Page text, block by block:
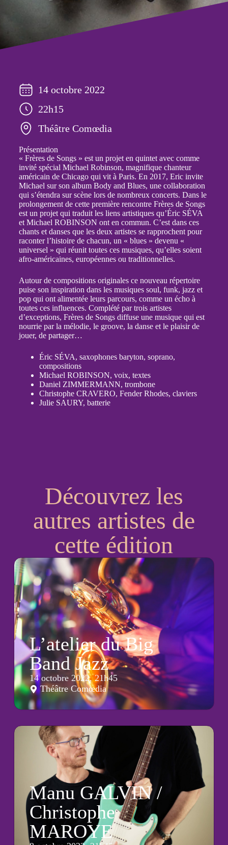
14 octobre 2022
22h15
Théâtre Comœdia
Présentation
« Frères de Songs » est un projet en quintet avec comme
invité spécial Michael Robinson, magnifique chanteur
américain de Chicago qui vit à Paris. En 2017, Eric invite
Michael sur son album Body and Blues, une collaboration
qui s’étendra sur scène lors de nombreux concerts. Dans le
prolongement de cette première rencontre Frères de Songs
est un projet qui traduit les liens artistiques qu’Éric SÉVA
et Michael ROBINSON ont en commun. C’est dans ces
chants et danses que les deux artistes se rapprochent pour
raconter l’histoire de chacun, un « blues » devenu «
universel » qui réunit toutes ces musiques, qu’elles soient
afro-américaines, européennes ou traditionnelles.
Autour de compositions originales ce nouveau répertoire
puise son inspiration dans les musiques soul, funk, jazz et
pop qui ont alimentée leurs parcours, comme un écho à
toutes ces influences. Complété par trois artistes
d’exceptions, Frères de Songs diffuse une musique qui est
nourrie par la mélodie, le groove, la danse et le plaisir de
jouer, de partager…
Éric SÉVA, saxophones baryton, soprano,
compositions
Michael ROBINSON, voix, textes
Daniel ZIMMERMANN, trombone
Christophe CRAVERO, Fender Rhodes, claviers
Julie SAURY, batterie
Découvrez les
autres artistes de
cette édition
L’atelier du Big
Band Jazz
14 octobre 2022, 21h45
Théâtre Comœdia
Manu GALVIN /
Christophe
MAROYE